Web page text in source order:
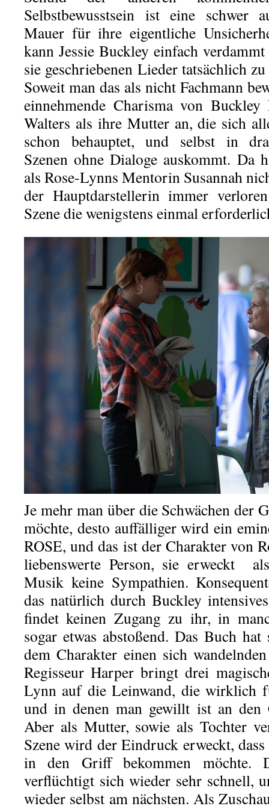
Selbstbewusstsein ist eine schwer
Mauer für ihre eigentliche
kann Jessie Buckley einfach
sie geschriebenen Lieder tatsächlich
Soweit man das als nicht Fachmann
einnehmende Charisma von
Walters als ihre Mutter an, die sich
schon behauptet, und selbst in
Szenen ohne Dialoge auskommt. Da
als Rose-Lynns Mentorin Susannah
der Hauptdarstellerin immer
Szene die wenigstens einmal
Je mehr man über die Schwächen der
möchte, desto auffälliger wird ein
ROSE, und das ist der Charakter von
liebenswerte Person, sie erweckt
Musik keine Sympathien.
das natürlich durch Buckley
findet keinen Zugang zu ihr, in
sogar etwas abstoßend. Das Buch hat
dem Charakter einen sich
Regisseur Harper bringt drei
Lynn auf die Leinwand, die wirklich
und in denen man gewillt ist an den
Aber als Mutter, sowie als Tochter
Szene wird der Eindruck erweckt,
in den Griff bekommen möchte.
verflüchtigt sich wieder sehr schnell,
wieder selbst am nächsten. Als